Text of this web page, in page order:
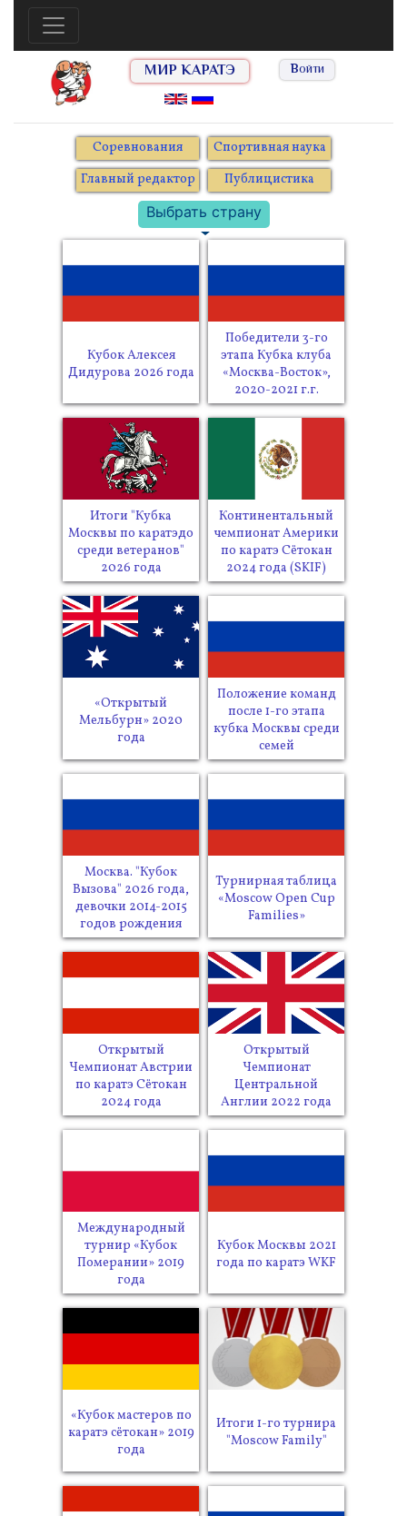
МИР КАРАТЭ Войти
Соревнования
Спортивная наука
Главный редактор
Публицистика
Выбрать страну
Кубок Алексея
Дидурова 2026 года
Победители 3-го
этапа Кубка клуба
«Москва-Восток»,
2020-2021 г.г.
Итоги "Кубка
Москвы по каратэдо
среди ветеранов"
2026 года
Континентальный
чемпионат Америки
по каратэ Сётокан
2024 года (SKIF)
«Открытый
Мельбурн» 2020
года
Положение команд
после 1-го этапа
кубка Москвы среди
семей
Москва. "Кубок
Вызова" 2026 года,
девочки 2014-2015
годов рождения
Турнирная таблица
«Moscow Open Cup
Families»
Открытый
Чемпионат Австрии
по каратэ Сётокан
2024 года
Открытый
Чемпионат
Центральной
Англии 2022 года
Международный
турнир «Кубок
Померании» 2019
года
Кубок Москвы 2021
года по каратэ WKF
«Кубок мастеров по
каратэ сётокан» 2019
года
Итоги 1-го турнира
"Moscow Family"